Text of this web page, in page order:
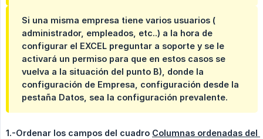
Si una misma empresa tiene varios usuarios (
administrador, empleados, etc..) a la hora de
configurar el EXCEL preguntar a soporte y se le
activará un permiso para que en estos casos se
vuelva a la situación del punto B), donde la
configuración de Empresa, configuración desde la
pestaña Datos, sea la configuración prevalente.
1.-Ordenar los campos del cuadro Columnas ordenadas del